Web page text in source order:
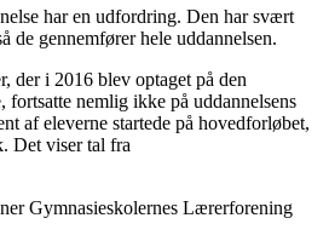
har en udfordring. Den har svært
de gennemfører hele uddannelsen.
der i 2016 blev optaget på den
fortsatte nemlig ikke på uddannelsens
af eleverne startede på hovedforløbet,
Det viser tal fra
Gymnasieskolernes Lærerforening